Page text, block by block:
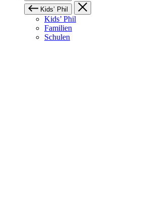
Kids’ Phil
Kids’ Phil
Familien
Schulen